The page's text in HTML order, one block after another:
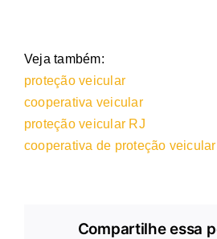
Veja também:
proteção veicular
cooperativa veicular
proteção veicular RJ
cooperativa de proteção veicular
Compartilhe essa